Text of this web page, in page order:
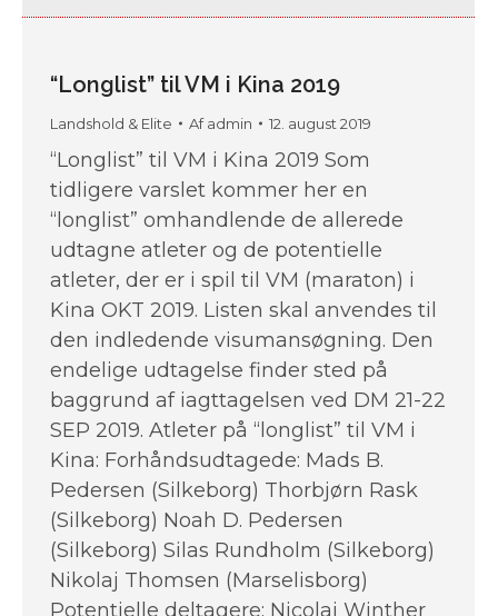
“Longlist” til VM i Kina 2019
Landshold & Elite Afadmin 12. august 2019
“Longlist” til VM i Kina 2019 Som
tidligere varslet kommer her en
“longlist” omhandlende de allerede
udtagne atleter og de potentielle
atleter, der er i spil til VM (maraton) i
Kina OKT 2019. Listen skal anvendes til
den indledende visumansøgning. Den
endelige udtagelse finder sted på
baggrund af iagttagelsen ved DM 21-22
SEP 2019. Atleter på “longlist” til VM i
Kina: Forhåndsudtagede: Mads B.
Pedersen (Silkeborg) Thorbjørn Rask
(Silkeborg) Noah D. Pedersen
(Silkeborg) Silas Rundholm (Silkeborg)
Nikolaj Thomsen (Marselisborg)
Potentielle deltagere: Nicolai Winther